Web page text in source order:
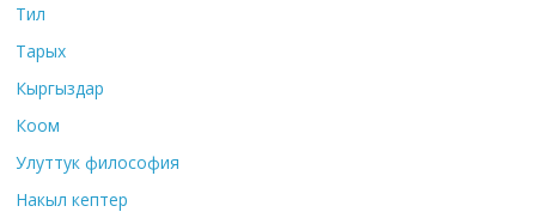
Тил
Тарых
Кыргыздар
Коом
Улуттук философия
Накыл кептер